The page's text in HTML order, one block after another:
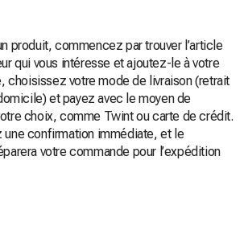
produit, commencez par trouver l’article
qui vous intéresse et ajoutez-le à votre
choisissez votre mode de livraison (retrait
et payez avec le moyen de
choix, comme Twint ou carte de crédit.
une confirmation immédiate, et le
votre commande pour l’expédition